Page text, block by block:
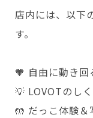
費用をシミュレ
お知らせ
店内には、以下
す。
🧡 自由に動き
💡 LOVOTのし
🤲 だっこ体験＆